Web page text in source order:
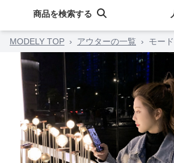
商品を検索する
MODELY TOP › アウターの一覧 › モー